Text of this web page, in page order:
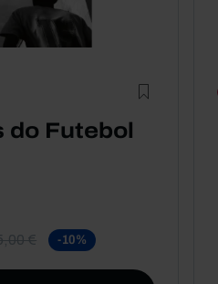
do Futebol
€ -10%